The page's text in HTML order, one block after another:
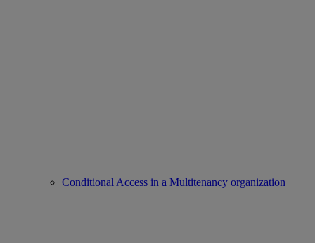
Conditional Access in a Multitenancy organization